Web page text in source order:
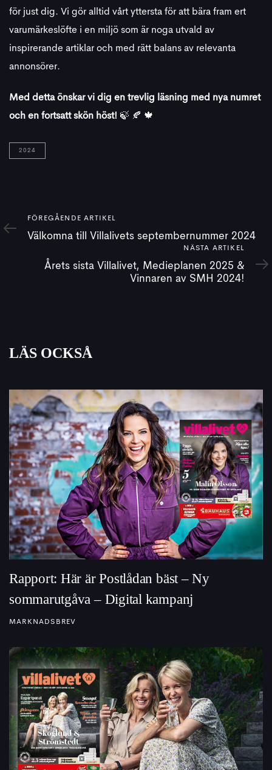
för just dig. Vi gör alltid vårt yttersta för att bära fram ert
varumärkeslöfte i en miljö som är noga utvald av
inspirerande artiklar och med rätt balans av relevanta
annonsörer.
Med detta önskar vi dig en trevlig läsning med nya numret
och en fortsatt skön höst! 🍃 🍂 🍁
2024
Föregående
artikel
FÖREGÅENDE ARTIKEL
Välkomna till Villalivets septembernummer 2024
NÄSTA ARTIKEL
Årets sista Villalivet, Medieplanen 2025 &
Vinnaren av SMH 2024!
LÄS OCKSÅ
Rapport: Här är Postlådan bäst – Ny
sommarutgåva – Digital kampanj
MARKNADSBREV